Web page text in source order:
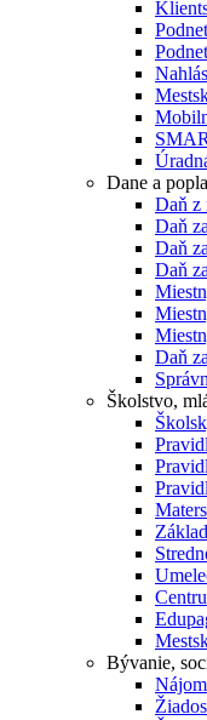
Dane a
Daň z
Daň
Daň
Daň
Daň
Školstvo,
Bývanie,